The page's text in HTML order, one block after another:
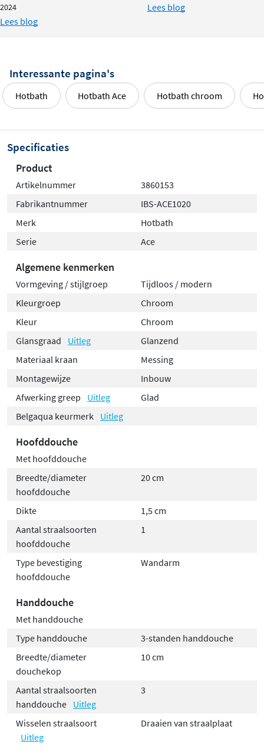
2024
Lees blog
Lees blog
Interessante pagina's
Hotbath Hotbath Ace Hotbath chroom
Specificaties
Product
Artikelnummer
3860153
Fabrikantnummer
IBS-ACE1020
Merk
Hotbath
Serie
Ace
Algemene kenmerken
Vormgeving / stijlgroep
Tijdloos / modern
Kleurgroep
Chroom
Kleur
Chroom
Glansgraad
Uitleg
Glanzend
Materiaal kraan
Messing
Montagewijze
Inbouw
Afwerking greep
Uitleg
Glad
Belgaqua keurmerk
Uitleg
Hoofddouche
Met hoofddouche
Breedte/diameter
hoofddouche
20 cm
Dikte
1,5 cm
Aantal straalsoorten
hoofddouche
1
Type bevestiging
hoofddouche
Wandarm
Handdouche
Met handdouche
Type handdouche
3-standen handdouche
Breedte/diameter
douchekop
10 cm
Aantal straalsoorten
handdouche Uitleg
3
Wisselen straalsoort
Uitleg
Draaien van straalplaat